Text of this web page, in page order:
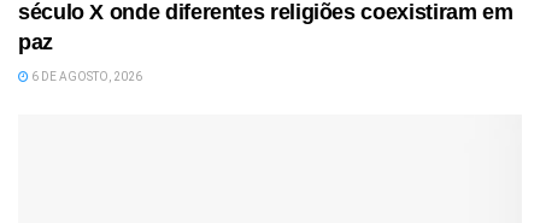
século X onde diferentes religiões coexistiram em
paz
6 DE AGOSTO, 2026